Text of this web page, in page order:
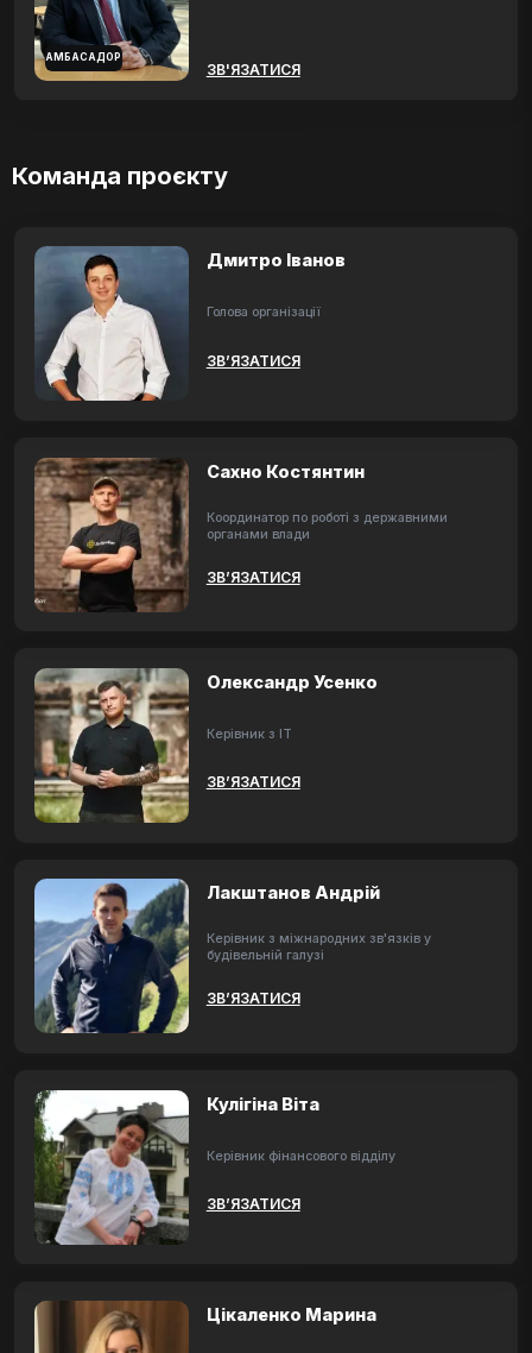
АМБАСАДОР
ЗВ'ЯЗАТИСЯ
Команда проєкту
Дмитро Іванов
Голова організації
ЗВ’ЯЗАТИСЯ
Сахно Костянтин
Координатор по роботі з державними
органами влади
ЗВ’ЯЗАТИСЯ
Олександр Усенко
Керівник з ІТ
ЗВ’ЯЗАТИСЯ
Лакштанов Андрій
Керівник з міжнародних зв'язків у
будівельній галузі
ЗВ’ЯЗАТИСЯ
Кулігіна Віта
Керівник фінансового відділу
ЗВ’ЯЗАТИСЯ
Цікаленко Марина